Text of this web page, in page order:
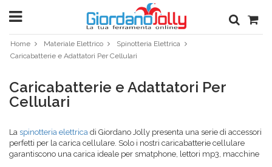
Home Materiale Elettrico
Spinotteria Elettrica
Caricabatterie e Adattatori Per Cellulari
Caricabatterie e Adattatori Per
Cellulari
La spinotteria elettrica di Giordano Jolly presenta una serie di accessori
perfetti per la carica cellulare. Solo i nostri caricabatterie cellulare
garantiscono una carica ideale per smatphone, lettori mp3, macchine